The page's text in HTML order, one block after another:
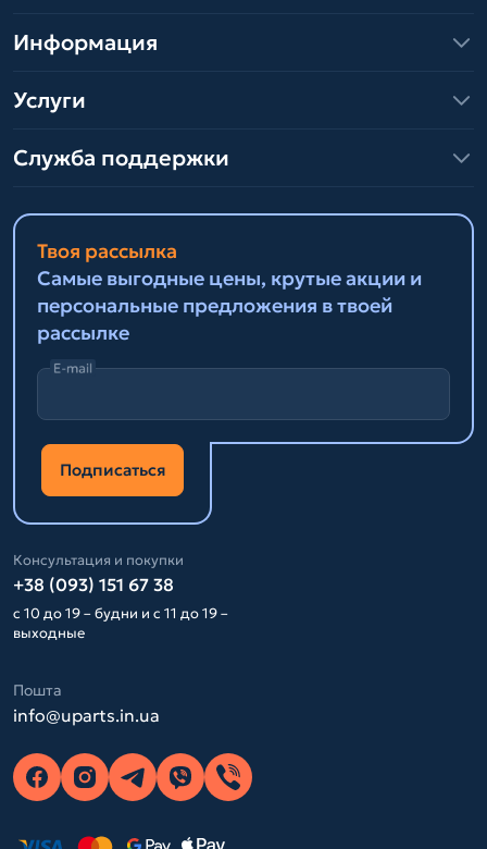
Информация
Услуги
Служба поддержки
Твоя рассылка
Самые выгодные цены, крутые акции и
персональные предложения в твоей
рассылке
E-mail
Подписаться
Консультация и покупки
+38 (093) 151 67 38
с 10 до 19 – будни и с 11 до 19 –
выходные
Пошта
info@uparts.in.ua